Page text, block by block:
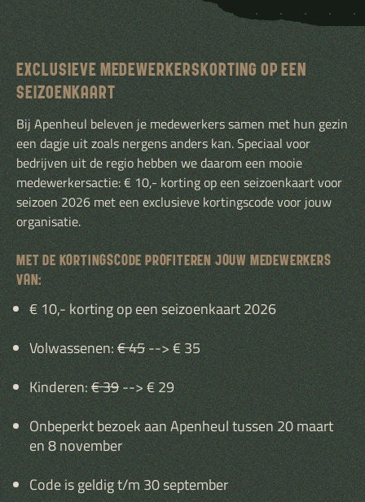
EXCLUSIEVE MEDEWERKERSKORTING OP EEN
SEIZOENKAART
Bij Apenheul beleven je medewerkers samen met hun gezin
een dagje uit zoals nergens anders kan. Speciaal voor
bedrijven uit de regio hebben we daarom een mooie
medewerkersactie: € 10,- korting op een seizoenkaart voor
seizoen 2026 met een exclusieve kortingscode voor jouw
organisatie.
MET DE KORTINGSCODE PROFITEREN JOUW MEDEWERKERS
VAN:
€ 10,- korting op een seizoenkaart 2026
Volwassenen:€ 45--> € 35
Kinderen:€ 39--> € 29
Onbeperkt bezoek aan Apenheul tussen 20 maart
en 8 november
Code is geldig t/m 30 september